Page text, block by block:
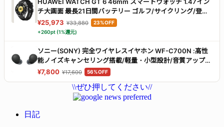
チ大画面 最長21日間バッテリー ゴルフ/サイクリング/登山
スポーツモード100種類以上 GPS搭載 情緒/健康モニタリン
グ iOS & Android対応 ブラック
¥25,973 ¥33,880
23%OFF
+260pt (1%還元)
ソニー(SONY) 完全ワイヤレスイヤホン WF-C700N :高性
能ノイズキャンセリング搭載/軽量・小型設計/音質アップス
ケール機能搭載/連続音楽再生時間最長 7.5時間/IPX4防滴性
ラック WF-C700N BZ
¥7,800 ¥17,600 56%OFF
\\ぜひ押してください//
日記